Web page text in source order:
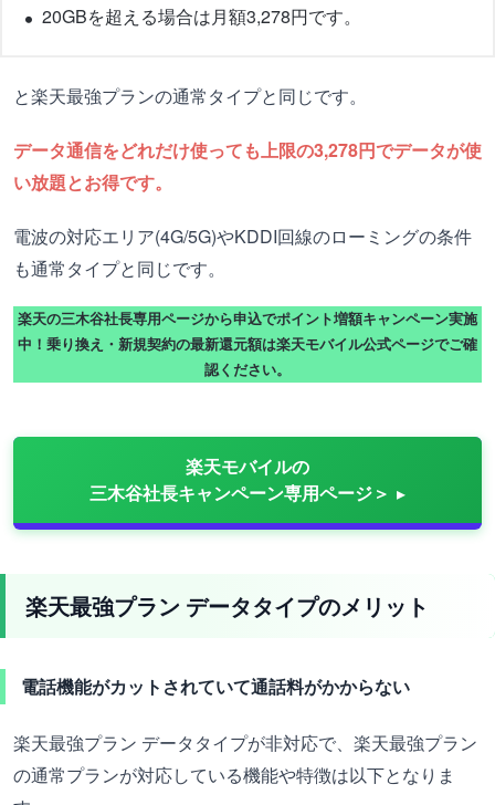
20GBを超える場合は月額3,278円です。
と楽天最強プランの通常タイプと同じです。
データ通信をどれだけ使っても上限の3,278円でデータが使
い放題とお得です。
電波の対応エリア(4G/5G)やKDDI回線のローミングの条件
も通常タイプと同じです。
楽天の三木谷社長専用ページから申込でポイント増額キャンペーン実施
中！乗り換え・新規契約の最新還元額は楽天モバイル公式ページでご確
認ください。
楽天モバイルの
三木谷社長キャンペーン専用ページ＞
楽天最強プラン データタイプのメリット
電話機能がカットされていて通話料がかからない
楽天最強プラン データタイプが非対応で、楽天最強プラン
の通常プランが対応している機能や特徴は以下となりま